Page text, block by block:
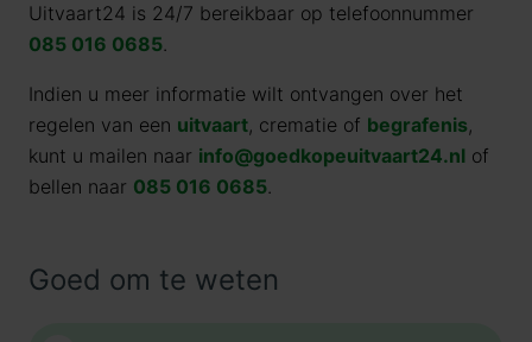
Uitvaart24 is 24/7 bereikbaar op telefoonnummer
085 016 0685.
Indien u meer informatie wilt ontvangen over het
regelen van een uitvaart, crematie of begrafenis,
kunt u mailen naar info@goedkopeuitvaart24.nl of
bellen naar 085 016 0685.
Goed om te weten